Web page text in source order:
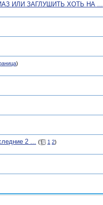
ИЛИ ЗАГЛУШИТЬ ХОТЬ НА ...
)
2 ... ( 1 2)